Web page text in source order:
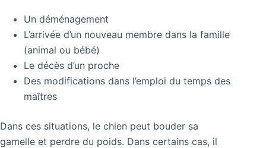
Un déménagement
L’arrivée d’un nouveau membre dans la famille
(animal ou bébé)
Le décès d’un proche
Des modifications dans l’emploi du temps des
maîtres
Dans ces situations, le chien peut bouder sa
gamelle et perdre du poids. Dans certains cas, il